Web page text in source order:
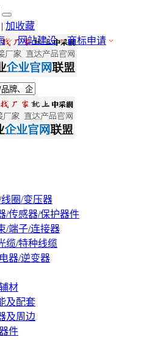
| 加收藏
网站建设 商标申请
圈/变压器
/传感器/保护器件
/端子/连接器
缆/特种线缆
器/逆变器
材
及配套
及周边
件